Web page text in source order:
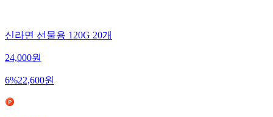
신라면 선물용 120G 20개
24,000원
6%22,600원